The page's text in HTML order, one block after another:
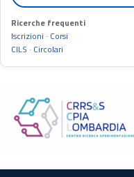
Ricerche frequenti
Iscrizioni · Corsi
CILS · Circolari